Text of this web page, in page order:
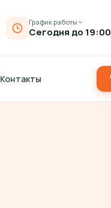
График работы
Сегодня до 19:00
Контакты